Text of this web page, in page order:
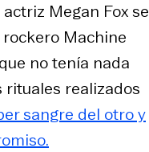
Megan Fox se
Machine
no tenía nada
rituales realizados
sangre del otro y